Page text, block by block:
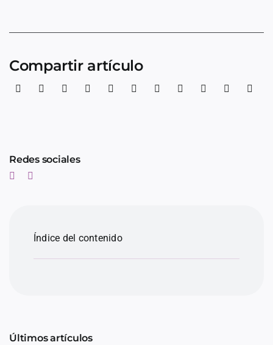
Compartir artículo
Redes sociales
Índice del contenido
Últimos artículos